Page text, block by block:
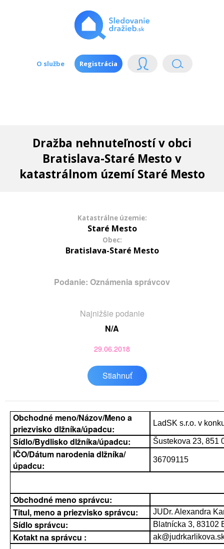
O službe Registrácia
Dražba nehnuteľností v obci
Bratislava-Staré Mesto v
katastrálnom území Staré Mesto
Katastrálne územie:
Staré Mesto
Obec:
Bratislava-Staré Mesto
Podanie: Oznámenia správcov
Najnižšie podanie
N/A
29.06.2018
Stiahnuť
Obchodné meno/Názov/Meno a
priezvisko dlžníka/úpadcu:
LadSK s.r.o. v
Sídlo/Bydlisko dlžníka/úpadcu: Šustekova 23, 851
IČO/Dátum narodenia dlžníka/
úpadcu:
36709115
Obchodné meno správcu:
Titul, meno a priezvisko správcu:
JUDr. Alexandra
Sídlo správcu: Blatnícka 3, 83102
Kotakt na správcu :